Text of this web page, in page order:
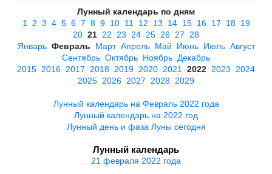
Лунный календарь по дням
1
2 3 4 5 6 7 8 9 10 11 12 13 14 15 16 17 18 19
20 21 22 23 24 25 26 27
28
Январь Февраль Март Апрель Май Июнь Июль Август
Сентябрь Октябрь Ноябрь Декабрь
2015 2016 2017 2018 2019 2020 2021 2022 2023
2024
2025 2026 2027 2028 2029
Лунный календарь на Февраль 2022 года
Лунный календарь на 2022 год
Лунный день и фаза Луны сегодня
Лунный календарь
21 февраля 2022 года